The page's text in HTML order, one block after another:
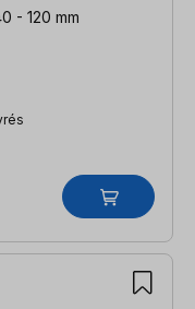
- 120 mm